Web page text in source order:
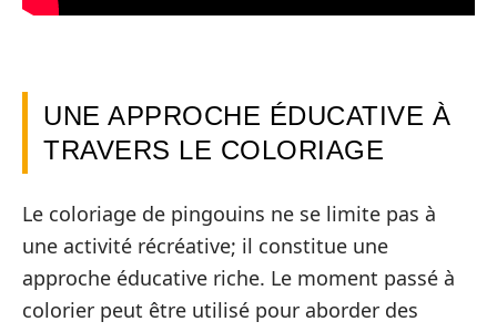
UNE APPROCHE ÉDUCATIVE À
TRAVERS LE COLORIAGE
Le coloriage de pingouins ne se limite pas à
une activité récréative; il constitue une
approche éducative riche. Le moment passé à
colorier peut être utilisé pour aborder des